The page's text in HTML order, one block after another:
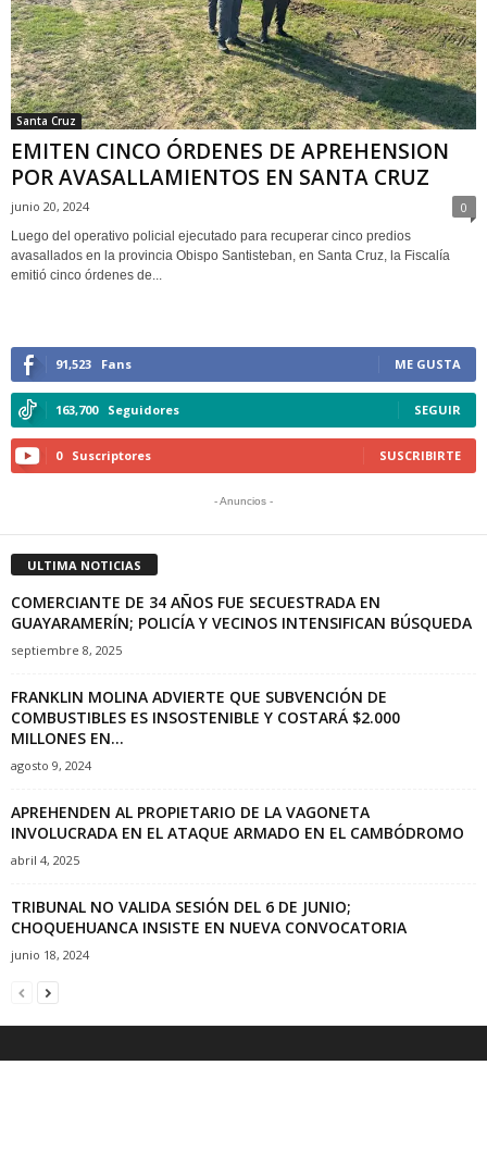
Santa Cruz
EMITEN CINCO ÓRDENES DE APREHENSION
POR AVASALLAMIENTOS EN SANTA CRUZ
junio 20, 2024 0
Luego del operativo policial ejecutado para recuperar cinco predios
avasallados en la provincia Obispo Santisteban, en Santa Cruz, la Fiscalía
emitió cinco órdenes de...
91,523 Fans ME GUSTA
163,700 Seguidores SEGUIR
0 Suscriptores SUSCRIBIRTE
- Anuncios -
ULTIMA NOTICIAS
COMERCIANTE DE 34 AÑOS FUE SECUESTRADA EN
GUAYARAMERÍN; POLICÍA Y VECINOS INTENSIFICAN BÚSQUEDA
septiembre 8, 2025
FRANKLIN MOLINA ADVIERTE QUE SUBVENCIÓN DE
COMBUSTIBLES ES INSOSTENIBLE Y COSTARÁ $2.000
MILLONES EN...
agosto 9, 2024
APREHENDEN AL PROPIETARIO DE LA VAGONETA
INVOLUCRADA EN EL ATAQUE ARMADO EN EL CAMBÓDROMO
abril 4, 2025
TRIBUNAL NO VALIDA SESIÓN DEL 6 DE JUNIO;
CHOQUEHUANCA INSISTE EN NUEVA CONVOCATORIA
junio 18, 2024